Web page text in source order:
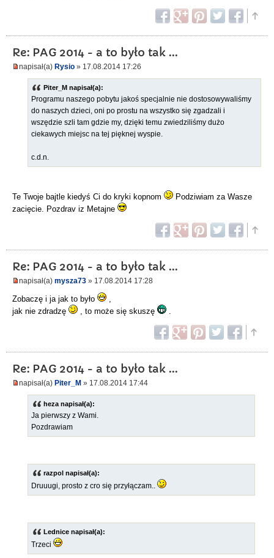
Re: PAG 2014 - a to było tak ...
napisał(a) Rysio » 17.08.2014 17:26
Piter_M napisał(a):
Programu naszego pobytu jakoś specjalnie nie dostosowywaliśmy
do naszych dzieci, oni po prostu na wszystko się zgadzali i
wszędzie szli tam gdzie my, dzięki temu zwiedziliśmy dużo
ciekawych miejsc na tej pięknej wyspie.
c.d.n.
Te Twoje bajtle kiedyś Ci do kryki kopnom
Podziwiam za Wasze
zacięcie. Pozdrav iz Metajne
Re: PAG 2014 - a to było tak ...
napisał(a) mysza73 » 17.08.2014 17:28
Zobaczę i ja jak to było
jak nie zdradzę
, to może się skuszę
Re: PAG 2014 - a to było tak ...
napisał(a) Piter_M » 17.08.2014 17:44
heza napisał(a):
Ja pierwszy z Wami.
Pozdrawiam
razpol napisał(a):
Druuugi, prosto z cro się przyłączam..
Lednice napisał(a):
Trzeci